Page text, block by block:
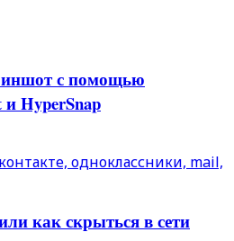
с помощью
HyperSnap
как скрыться в сети